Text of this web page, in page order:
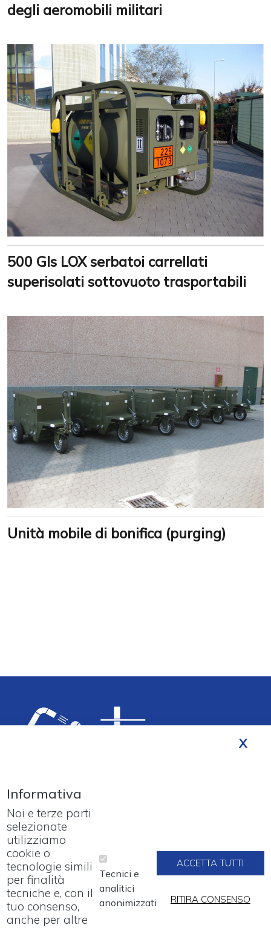
degli aeromobili militari
500 Gls LOX serbatoi carrellati
superisolati sottovuoto trasportabili
Unità mobile di bonifica (purging)
Footer menu
PROGETTI
LAVORA CON NOI
SEGNALAZIONI
Informativa
Noi e terze parti
selezionate
utilizziamo
cookie o
tecnologie simili
per finalità
tecniche e, con il
tuo consenso,
anche per altre
Tecnici e
analitici
anonimizzati
ACCETTA TUTTI
RITIRA CONSENSO